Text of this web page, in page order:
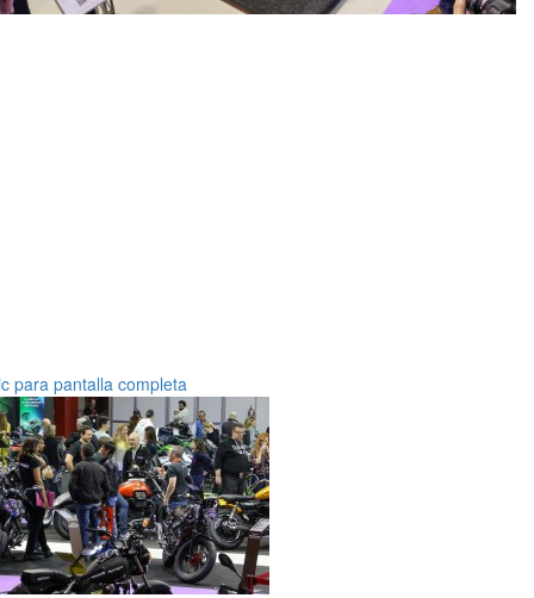
para pantalla completa